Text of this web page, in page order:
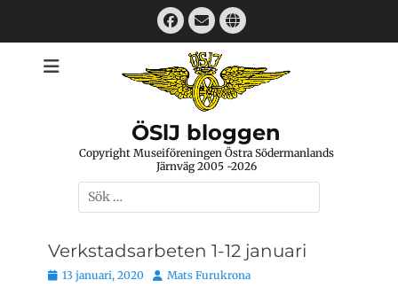
Facebook
E-
mail
Webbplats
ÖSlJ bloggen
Copyright Museiföreningen Östra Södermanlands
Järnväg 2005 -2026
Sök
efter:
Verkstadsarbeten 1-12 januari
Publicerat
13 januari, 2020 Författare
Mats Furukrona